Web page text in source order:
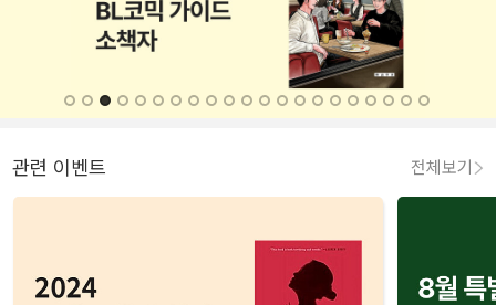
관련 이벤트 전체보기